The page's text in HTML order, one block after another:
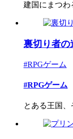
建国にまつわ
裏切り者の
#RPGゲーム
#RPGゲーム
とある王国